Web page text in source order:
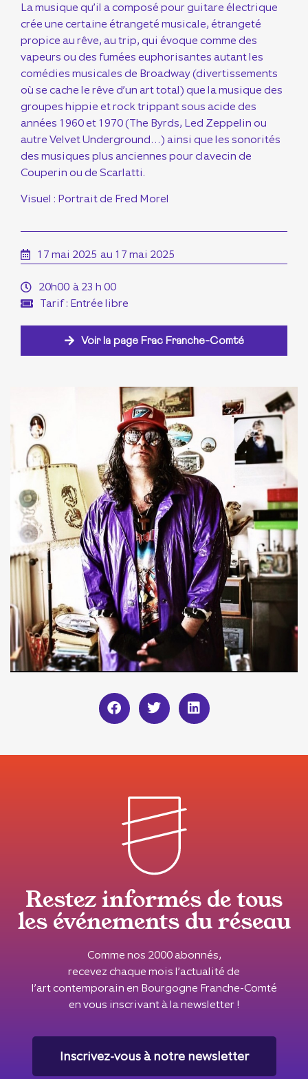
La musique qu’il a composé pour guitare électrique
crée une certaine étrangeté musicale, étrangeté
propice au rêve, au trip, qui évoque comme des
vapeurs ou des fumées euphorisantes autant les
comédies musicales de Broadway (divertissements
où se cache le rêve d’un art total) que la musique des
groupes hippie et rock trippant sous acide des
années 1960 et 1970 (The Byrds, Led Zeppelin ou
autre Velvet Underground…) ainsi que les sonorités
des musiques plus anciennes pour clavecin de
Couperin ou de Scarlatti.
Visuel : Portrait de Fred Morel
17 mai 2025 au 17 mai 2025
20h00 à 23 h 00
Tarif : Entrée libre
Voir la page Frac Franche-Comté
Restez informés de tous
les événements du réseau
Comme nos 2000 abonnés,
recevez chaque mois l’actualité de
l’art contemporain en Bourgogne Franche-Comté
en vous inscrivant à la newsletter !
Inscrivez-vous à notre newsletter